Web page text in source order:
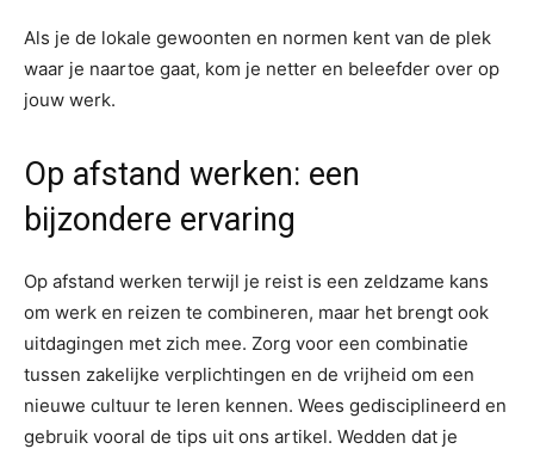
Als je de lokale gewoonten en normen kent van de plek
waar je naartoe gaat, kom je netter en beleefder over op
jouw werk.
Op afstand werken: een
bijzondere ervaring
Op afstand werken terwijl je reist is een zeldzame kans
om werk en reizen te combineren, maar het brengt ook
uitdagingen met zich mee. Zorg voor een combinatie
tussen zakelijke verplichtingen en de vrijheid om een
nieuwe cultuur te leren kennen. Wees gedisciplineerd en
gebruik vooral de tips uit ons artikel. Wedden dat je